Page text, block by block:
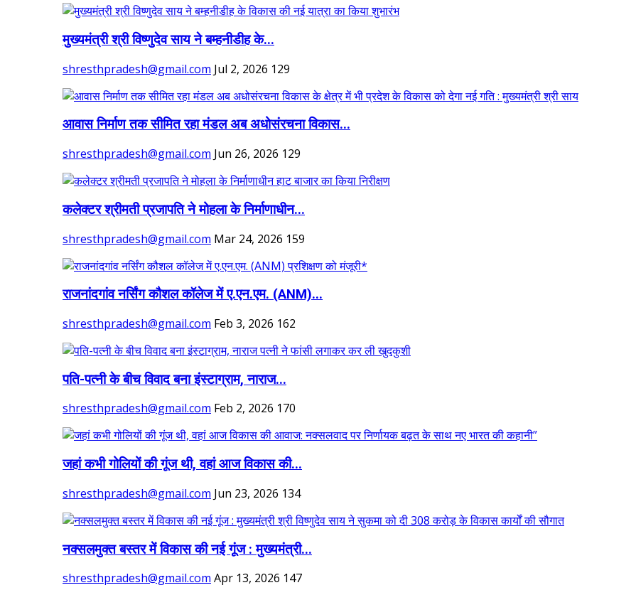
मुख्यमंत्री श्री विष्णुदेव साय ने बम्हनीडीह के...
shresthpradesh@gmail.com Jul 2, 2026 129
आवास निर्माण तक सीमित रहा मंडल अब अधोसंरचना विकास...
shresthpradesh@gmail.com Jun 26, 2026 129
कलेक्टर श्रीमती प्रजापति ने मोहला के निर्माणाधीन...
shresthpradesh@gmail.com Mar 24, 2026 159
राजनांदगांव नर्सिंग कौशल कॉलेज में ए.एन.एम. (ANM)...
shresthpradesh@gmail.com Feb 3, 2026 162
पति-पत्नी के बीच विवाद बना इंस्टाग्राम, नाराज...
shresthpradesh@gmail.com Feb 2, 2026 170
जहां कभी गोलियों की गूंज थी, वहां आज विकास की...
shresthpradesh@gmail.com Jun 23, 2026 134
नक्सलमुक्त बस्तर में विकास की नई गूंज : मुख्यमंत्री...
shresthpradesh@gmail.com Apr 13, 2026 147